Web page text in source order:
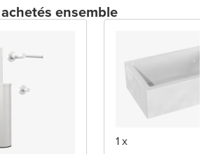
ensemble
1 x